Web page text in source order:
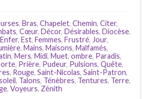
, Bras, Chapelet, Chemin, Citer,
, Cœur, Décor, Désirables, Diocèse,
Enfer, Est, Femmes, Frustré, Jour,
, Mains, Maisons, Malfamés,
, Mers, Midi, Muet, ombre, Paradis,
, Prière, Pudeur, Pulsions, Quête,
, Rouge, Saint-Nicolas, Saint-Patron,
, Talons, Ténèbres, Tentures, Terre,
, Voyeurs, Zénith